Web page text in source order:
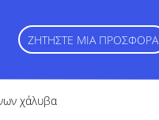
ΖΗΤΉΣΤΕ ΜΙΑ ΠΡΟΣΦΟΡΆ
χάλυβα